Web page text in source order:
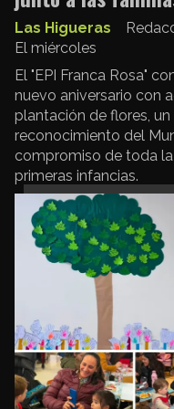
Las Higueras
El miércoles
El "EPI Franca Rosa"
nuevo aniversario con
plantación de flores,
reconocimiento del
compromiso de toda
primeras infancias.